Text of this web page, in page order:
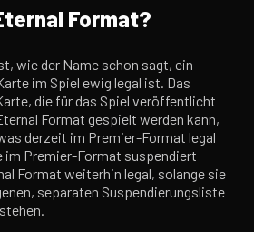
Format?
wie der Name schon sagt, ein
im Spiel ewig legal ist. Das
die für das Spiel veröffentlicht
Format gespielt werden kann,
derzeit im Premier-Format legal
im Premier-Format suspendiert
Format weiterhin legal, solange sie
separaten Suspendierungsliste